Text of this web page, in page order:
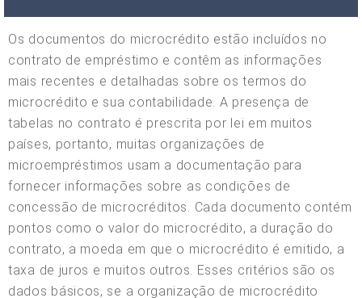
Os documentos do microcrédito estão incluídos no
contrato de empréstimo e contêm as informações
mais recentes e detalhadas sobre os termos do
microcrédito e sua contabilidade. A presença de
tabelas no contrato é prescrita por lei em muitos
países, portanto, muitas organizações de
microempréstimos usam a documentação para
fornecer informações sobre as condições de
concessão de microcréditos. Cada documento contém
pontos como o valor do microcrédito, a duração do
contrato, a moeda em que o microcrédito é emitido, a
taxa de juros e muitos outros. Esses critérios são os
dados básicos, se a organização de microcrédito